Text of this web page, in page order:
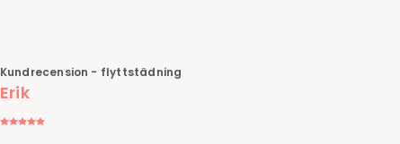
Kundrecension - flyttstädning
Erik